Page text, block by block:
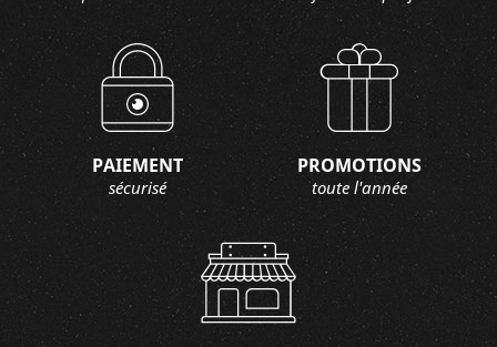
PAIEMENT
sécurisé
PROMOTIONS
toute l'année